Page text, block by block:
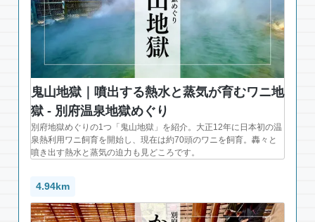
鬼山地獄｜噴出する熱水と蒸気が育むワニ地
獄 - 別府温泉地獄めぐり
別府地獄めぐりの1つ「鬼山地獄」を紹介。大正12年に日本初の温
泉熱利用ワニ飼育を開始し、現在は約70頭のワニを飼育。轟々と
噴き出す熱水と蒸気の迫力も見どころです。
4.94km